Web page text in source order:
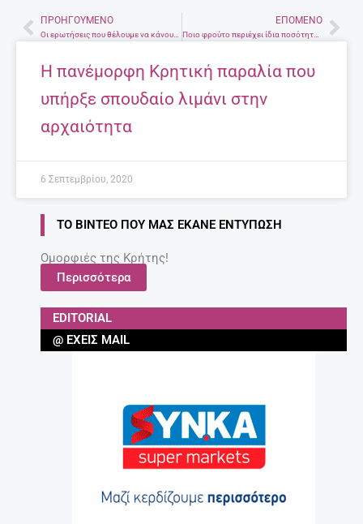
PrevΠΡΟΗΓΟΎΜΕΝΟ
Οι ερωτήσεις που θέλουμε να κάνουμε στον παιδίατρο
ΕΠΌΜΕΝΟ
Ποιο φρούτο περιέχει ίδια ποσότητα ζάχαρης με μια ολόκληρη σοκολάτα;
Η πανέμορφη Κρητική παραλία που
υπήρξε σπουδαίο λιμάνι στην
αρχαιότητα
6 Σεπτεμβρίου, 2020
ΤΟ ΒΊΝΤΕΟ ΠΟΥ ΜΑΣ ΈΚΑΝΕ ΕΝΤΎΠΩΣΗ
Ομορφιές της Κρήτης!
Περισσότερα
EDITORIAL
@ ΈΧΕΙΣ MAIL